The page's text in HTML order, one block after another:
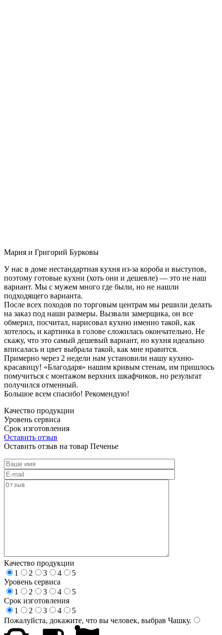
Мария и Григорий Бурковы
У нас в доме нестандартная кухня из-за короба и выступов,
поэтому готовые кухни (хоть они и дешевле) — это не наш
вариант. Мы с мужем много где были, но не нашли
подходящего варианта.
После всех походов по торговым центрам мы решили делать
на заказ под наши размеры. Вызвали замерщика, он все
обмерил, посчитал, нарисовал кухню именно такой, как
хотелось, и картинка в голове сложилась окончательно. Не
скажу, что это самый дешевый вариант, но кухня идеально
вписалась и цвет выбрала такой, как мне нравится.
Примерно через 2 недели нам установили нашу кухню-
красавицу! «Благодаря» нашим кривым стенам, им пришлось
помучиться с монтажом верхних шкафчиков, но результат
получился отменный.
Большое всем спасибо! Рекомендую!
Качество продукции
Уровень сервиса
Срок изготовления
Оставить отзыв
Оставить отзыв на товар Печенье
Качество продукции
1
2 3 4
5
Уровень сервиса
1
2 3 4
5
Срок изготовления
1
2 3 4
5
Пожалуйста, докажите, что вы человек, выбрав Чашку.